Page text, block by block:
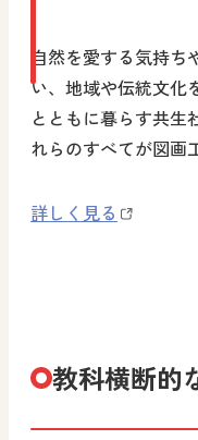
自然を愛する気持
い、地域や伝統文化
とともに暮らす共生
れらのすべてが図画
詳しく見る
教科横断的